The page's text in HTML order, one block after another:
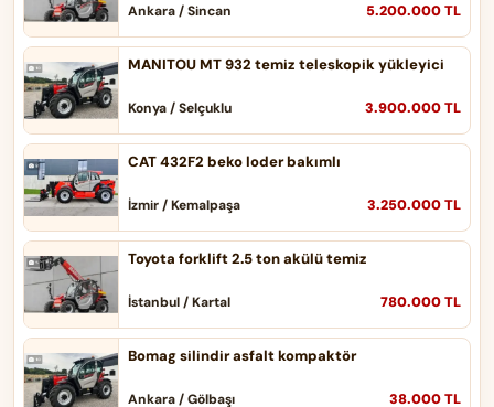
5.200.000 TL
Ankara / Sincan
MANITOU MT 932 temiz teleskopik yükleyici
3.900.000 TL
Konya / Selçuklu
CAT 432F2 beko loder bakımlı
3.250.000 TL
İzmir / Kemalpaşa
Toyota forklift 2.5 ton akülü temiz
780.000 TL
İstanbul / Kartal
Bomag silindir asfalt kompaktör
38.000 TL
Ankara / Gölbaşı